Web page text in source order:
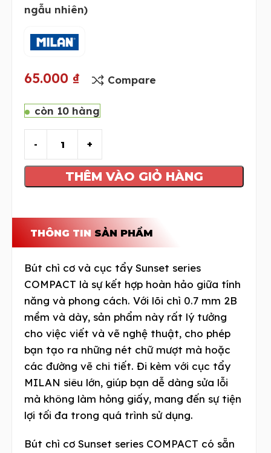
ngẫu nhiên)
65.000 ₫ Compare
còn 10 hàng
THÊM VÀO GIỎ HÀNG
THÔNG TIN SẢN PHẨM
Bút chì cơ và cục tẩy Sunset series
COMPACT là sự kết hợp hoàn hảo giữa tính
năng và phong cách. Với lõi chì 0.7 mm 2B
mềm và dày, sản phẩm này rất lý tưởng
cho việc viết và vẽ nghệ thuật, cho phép
bạn tạo ra những nét chữ mượt mà hoặc
các đường vẽ chi tiết. Đi kèm với cục tẩy
MILAN siêu lớn, giúp bạn dễ dàng sửa lỗi
mà không làm hỏng giấy, mang đến sự tiện
lợi tối đa trong quá trình sử dụng.
Bút chì cơ Sunset series COMPACT có sẵn